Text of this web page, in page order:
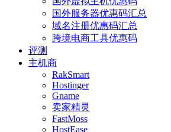
国外服务器优惠码汇总
域名注册优惠码汇总
跨境电商工具优惠码
评测
主机商
RakSmart
Hostinger
Gname
卖家精灵
FastMoss
HostEase